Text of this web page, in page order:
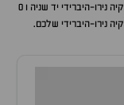
קיה נירו-היברידי
יד שניה ו 0
קיה נירו-היברידי שלכם.